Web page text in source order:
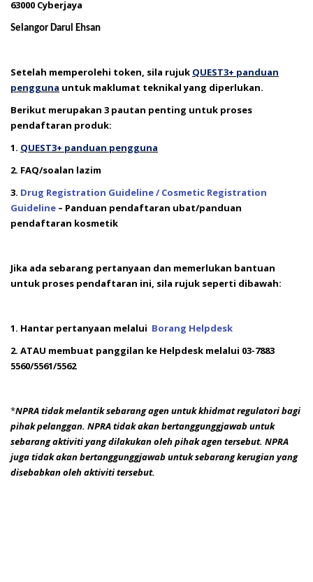
63000 Cyberjaya
Selangor Darul Ehsan
Setelah memperolehi token, sila rujuk QUEST3+ panduan
pengguna untuk maklumat teknikal yang diperlukan.
Berikut merupakan 3 pautan penting untuk proses
pendaftaran produk:
1. QUEST3+ panduan pengguna
2. FAQ/soalan lazim
3. Drug Registration Guideline / Cosmetic Registration
Guideline – Panduan pendaftaran ubat/panduan
pendaftaran kosmetik
Jika ada sebarang pertanyaan dan memerlukan bantuan
untuk proses pendaftaran ini, sila rujuk seperti dibawah:
1. Hantar pertanyaan melalui Borang Helpdesk
2. ATAU membuat panggilan ke Helpdesk melalui 03-7883
5560/5561/5562
*NPRA tidak melantik sebarang agen untuk khidmat regulatori bagi
pihak pelanggan. NPRA tidak akan bertanggunggjawab untuk
sebarang aktiviti yang dilakukan oleh pihak agen tersebut. NPRA
juga tidak akan bertanggunggjawab untuk sebarang kerugian yang
disebabkan oleh aktiviti tersebut.